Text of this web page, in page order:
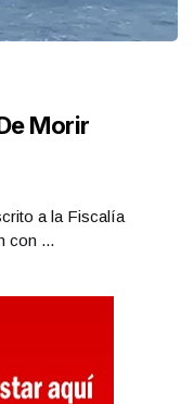
Morir
a la Fiscalía
con ...